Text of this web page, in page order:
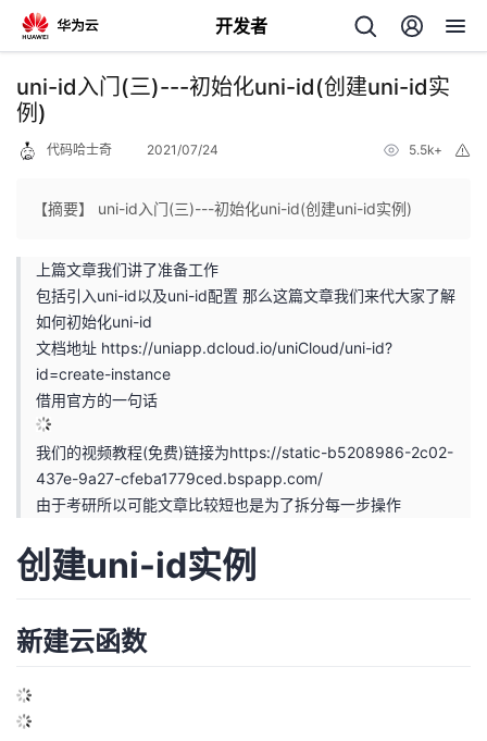
开发者
返
回
个
人
主
页
我
的
开
发
我
的
我
我
的
开
者
学
堂
我
的
我
支
持
uni-id入门(三)---初始化uni-id(创建uni-id实
例)
代码哈士奇 2021/07/24 5.5k+
【摘要】 uni-id入门(三)---初始化uni-id(创建uni-id实例)
上篇文章我们讲了准备工作
包括引入uni-id以及uni-id配置 那么这篇文章我们来代大家了解
如何初始化uni-id
文档地址 https://uniapp.dcloud.io/uniCloud/uni-id?
id=create-instance
借用官方的一句话
我们的视频教程(免费)链接为https://static-b5208986-2c02-
437e-9a27-cfeba1779ced.bspapp.com/
由于考研所以可能文章比较短也是为了拆分每一步操作
创建uni-id实例
新建云函数